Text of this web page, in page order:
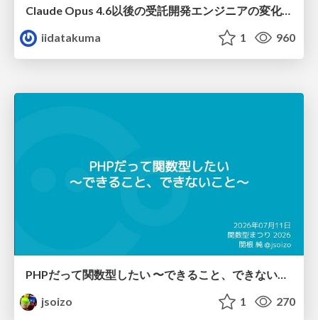
Claude Opus 4.6以後の受託開発エンジニアの変化(Claude Code開発ノウハウ大公開スペシャルbyクラスメソッド)
iidatakuma
1 960
PHPだって関数型したい 〜できること、できないこと〜 / fp-in-php
jsoizo
1 270